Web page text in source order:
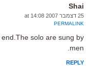
Shai
25 דצמבר 2007 at 14:08
PERMALINK
solo are sung by
men.
REPLY